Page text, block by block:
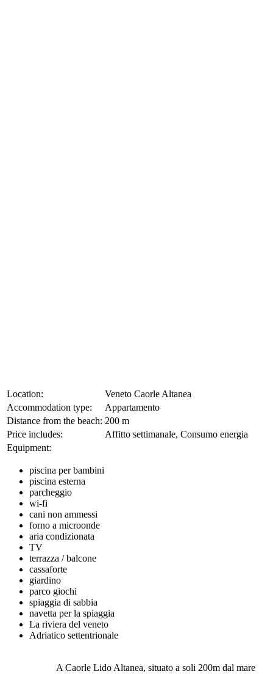
Location:
Veneto Caorle Altanea
Accommodation type:
Appartamento
Distance from the beach: 200 m
Price includes:
Affitto settimanale, Consumo energia
Equipment:
piscina per bambini
piscina esterna
parcheggio
wi-fi
cani non ammessi
forno a microonde
aria condizionata
TV
terrazza / balcone
cassaforte
giardino
parco giochi
spiaggia di sabbia
navetta per la spiaggia
La riviera del veneto
Adriatico settentrionale
A Caorle Lido Altanea, situato a soli 200m dal mare